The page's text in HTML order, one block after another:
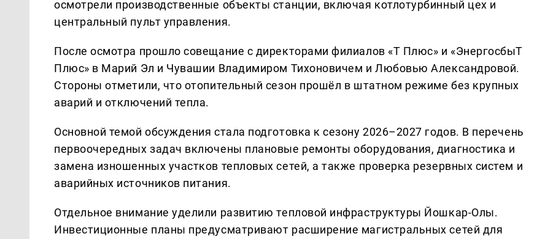
осмотрели производственные объекты станции, включая котлотурбинный цех и
центральный пульт управления.
После осмотра прошло совещание с директорами филиалов «Т Плюс» и «ЭнергосбыТ
Плюс» в Марий Эл и Чувашии Владимиром Тихоновичем и Любовью Александровой.
Стороны отметили, что отопительный сезон прошёл в штатном режиме без крупных
аварий и отключений тепла.
Основной темой обсуждения стала подготовка к сезону 2026–2027 годов. В перечень
первоочередных задач включены плановые ремонты оборудования, диагностика и
замена изношенных участков тепловых сетей, а также проверка резервных систем и
аварийных источников питания.
Отдельное внимание уделили развитию тепловой инфраструктуры Йошкар-Олы.
Инвестиционные планы предусматривают расширение магистральных сетей для